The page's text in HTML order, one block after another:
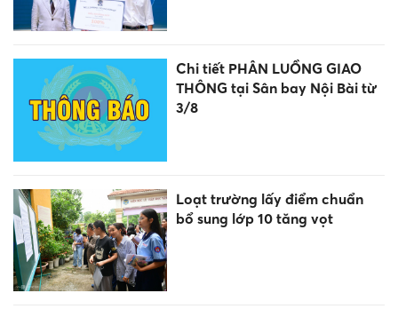
Chi tiết PHÂN LUỒNG GIAO
THÔNG tại Sân bay Nội Bài từ
3/8
Loạt trường lấy điểm chuẩn
bổ sung lớp 10 tăng vọt